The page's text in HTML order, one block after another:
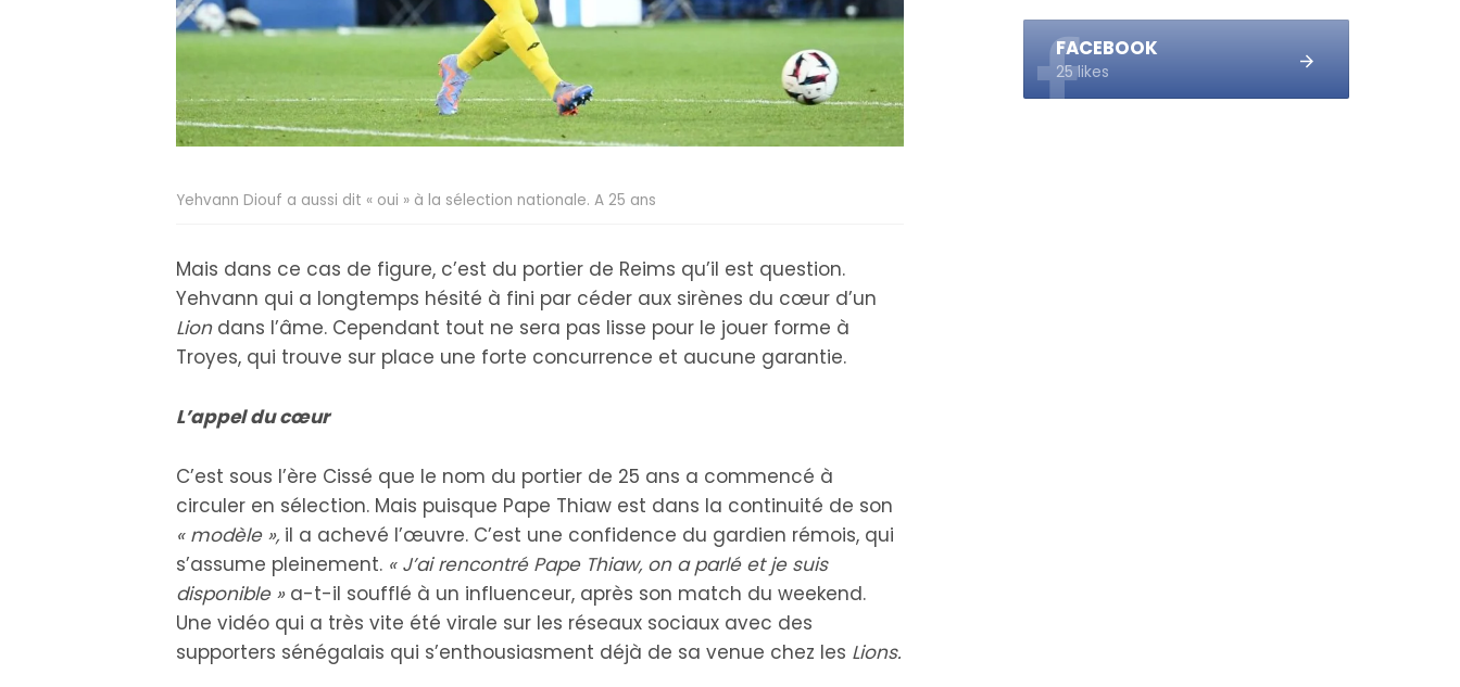
Yehvann Diouf a aussi dit « oui » à la sélection nationale. A 25 ans
Mais dans ce cas de figure, c’est du portier de Reims qu’il est question.
Yehvann qui a longtemps hésité à fini par céder aux sirènes du cœur d’un
Lion dans l’âme. Cependant tout ne sera pas lisse pour le jouer forme à
Troyes, qui trouve sur place une forte concurrence et aucune garantie.
L’appel du cœur
C’est sous l’ère Cissé que le nom du portier de 25 ans a commencé à
circuler en sélection. Mais puisque Pape Thiaw est dans la continuité de son
« modèle », il a achevé l’œuvre. C’est une confidence du gardien rémois, qui
s’assume pleinement. « J’ai rencontré Pape Thiaw, on a parlé et je suis
disponible »a-t-il soufflé à un influenceur, après son match du weekend.
Une vidéo qui a très vite été virale sur les réseaux sociaux avec des
supporters sénégalais qui s’enthousiasment déjà de sa venue chez les Lions.
FACEBOOK
25 likes